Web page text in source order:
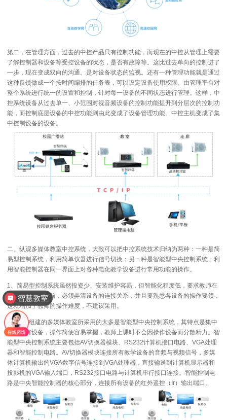
第二，在管理方面，过去的中控产品只有控制功能，而现在的中控从管理上需要
了解控制器和设备等受控设备的状态，是否有故障等。这比过去单向的控制进了
一步，现在变成双向的沟通。是对设备状态的监视。还有―种管理功能就是通过
这种反馈做成一个按时间编排的任务表，可以设定设备使用权限、由管理平台对
整个系统进行统一的设置和控制，针对每一设备的不同状态进行管理。这样，中
控系统设备从过去单一、小范围对视音频设备的控制功能提升到分层次的控制功
能，而控制底层设备的中控功能则由此变成了设备管理功能。中控主机变成了集
中控制设备的设备。
二、纵观多媒体教室中控系统，大致可以把中控系统技术归纳为两种：一种是简
易型控制系统，利用简单仪器进行信号切换；另一种是智能型中央控制系统，利
用智能控制器在同一界面上对各种电化教学设备进行常用功能的操作。
1、简易型控制系统虽然投资少、安装维护容易，但智能化程度低，要求教师在
使用多媒体教室前，必须弄清设备的连接关系，并且要熟悉各设备的操作要领，
这就增加了教师的操作难度，不建议采用。
2、目前组建的多媒体教室所采用的大多是智能型中央控制系统，其特点是集中
控制所有设备，操作简便容易掌握，教师上课时不会因操作设备而分散精力。智
能型中央控制系统主要包括AV切换器模块、RS232计算机接口电路、VGA处理
器和智能控制电路。AV切换器模块连接所有教学设备的音频与视频信号，多媒
体计算机输出的VGA数字信号连接到VGA处理器，直接输送到计算机显示器和
投影机的VGA输入端口，RS232接口电路与计算机串行接口连接。智能控制电
路是中央智能控制器的核心部分，连接所有设备的红外遥控（Ir）输出端口。
智慧教室